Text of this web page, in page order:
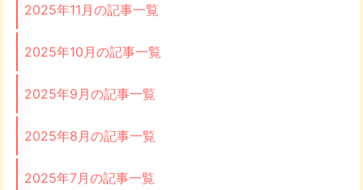
2025年11月の記事一覧
2025年10月の記事一覧
2025年9月の記事一覧
2025年8月の記事一覧
2025年7月の記事一覧